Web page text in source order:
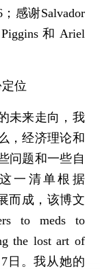
感谢Salvador
和Ariel
位
来走向，我
，经济理论和
问题和一些自
一清单根据
而成，该博文
to meds to
the lost art of
7日。我从她的